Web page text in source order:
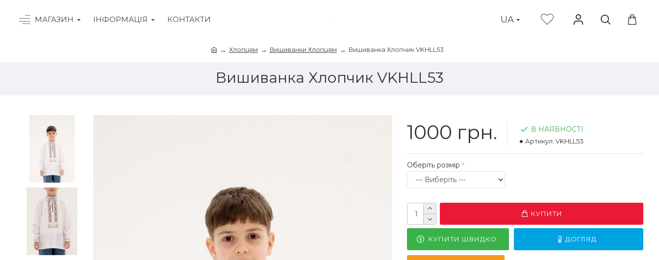
МАГАЗИН ІНФОРМАЦІЯ КОНТАКТИ UA
Хлопцям Вишиванки Хлопцям Вишиванка Хлопчик VKHLL53
Вишиванка Хлопчик VKHLL53
1000 грн. В НАЯВНОСТІ
Артикул: VKHLL53
Оберіть розмір
КУПИТИ
КУПИТИ ШВИДКО ДОГЛЯД